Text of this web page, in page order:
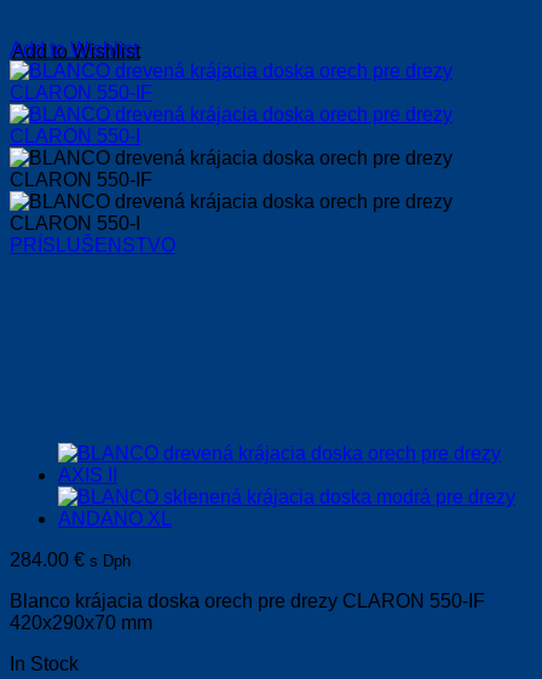
Add to Wishlist
PRÍSLUŠENSTVO
284.00 € s Dph
Blanco krájacia doska orech pre drezy CLARON 550-IF
420x290x70 mm
In Stock